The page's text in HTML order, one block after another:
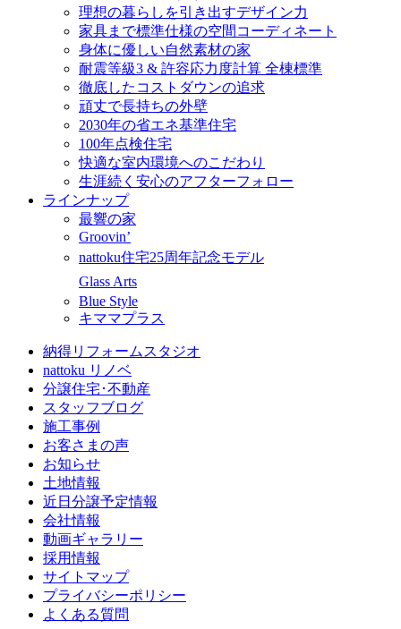
理想の暮らしを引き出すデザイン力
家具まで標準仕様の空間コーディネート
身体に優しい自然素材の家
耐震等級3 & 許容応力度計算 全棟標準
徹底したコストダウンの追求
頑丈で長持ちの外壁
2030年の省エネ基準住宅
100年点検住宅
快適な室内環境へのこだわり
生涯続く安心のアフターフォロー
ラインナップ
最響の家
Groovin’
nattoku住宅25周年記念モデル
Glass Arts
Blue Style
キママプラス
納得リフォームスタジオ
nattoku リノベ
分譲住宅･不動産
スタッフブログ
施工事例
お客さまの声
お知らせ
土地情報
近日分譲予定情報
会社情報
動画ギャラリー
採用情報
サイトマップ
プライバシーポリシー
よくある質問